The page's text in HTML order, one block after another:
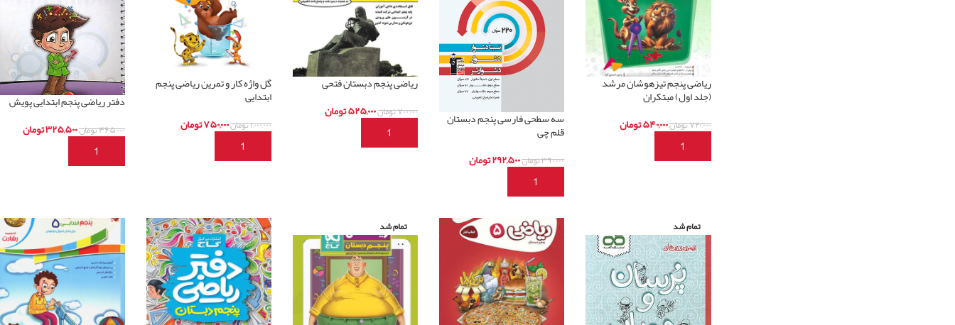
ریاضی پنجم تیزهوشان مرشد
(جلد اول) مبتکران
۷۲۰,۰۰۰تومان۵۴۰,۰۰۰تومان
افزودن به سبد خرید
سه سطحی فارسی پنجم دبستان
قلم چی
۳۹۰,۰۰۰تومان۲۹۲,۵۰۰تومان
افزودن به سبد خرید
ریاضی پنجم دبستان فتحی
۷۰۰,۰۰۰تومان۵۲۵,۰۰۰تومان
افزودن به سبد خرید
گل واژه کار و تمرین ریاضی پنجم
ابتدایی
۱,۰۰۰,۰۰۰تومان۷۵۰,۰۰۰تومان
افزودن به سبد خرید
دفتر ریاضی پنجم ابتدایی پویش
۴۶۵,۰۰۰تومان۳۲۵,۵۰۰تومان
افزودن به سبد خرید
تمام شد تمام شد